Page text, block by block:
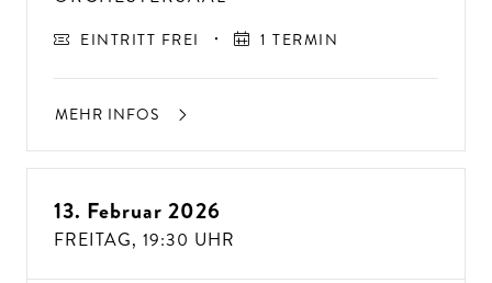
EINTRITT FREI 1 TERMIN
MEHR INFOS
13. Februar 2026
FREITAG, 19:30 UHR